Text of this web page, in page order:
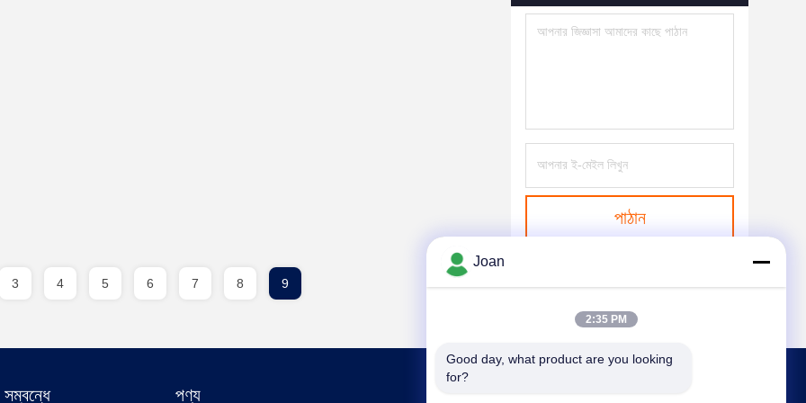
পাঠান
3 4 5 6 7 8 9
পণ্য
Joan
2:35 PM
Good day, what product are you looking
for?